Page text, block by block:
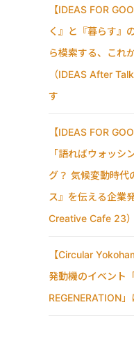
【IDEAS FOR
く』と『暮らす』
ら模索する、これ
（IDEAS After
す
【IDEAS FOR
「語ればウォッシ
グ？ 気候変動時代
ス』を伝える企業
Creative Cafe 23
【Circular
発動機のイベント
REGENERATION